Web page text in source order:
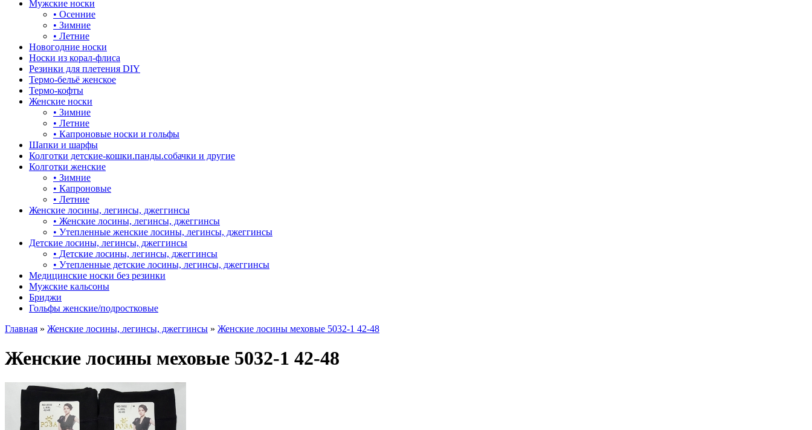
Мужские носки
• Осенние
• Зимние
• Летние
Новогодние носки
Носки из корал-флиса
Резинки для плетения DIY
Термо-бельё женское
Термо-кофты
Женские носки
• Зимние
• Летние
• Капроновые носки и гольфы
Шапки и шарфы
Колготки детские-кошки.панды.собачки и другие
Колготки женские
• Зимние
• Капроновые
• Летние
Женские лосины, легинсы, джеггинсы
• Женские лосины, легинсы, джеггинсы
• Утепленные женские лосины, легинсы, джеггинсы
Детские лосины, легинсы, джеггинсы
• Детские лосины, легинсы, джеггинсы
• Утепленные детские лосины, легинсы, джеггинсы
Медицинские носки без резинки
Мужские кальсоны
Бриджи
Гольфы женские/подростковые
Главная » Женские лосины, легинсы, джеггинсы » Женские лосины меховые 5032-1 42-48
Женские лосины меховые 5032-1 42-48